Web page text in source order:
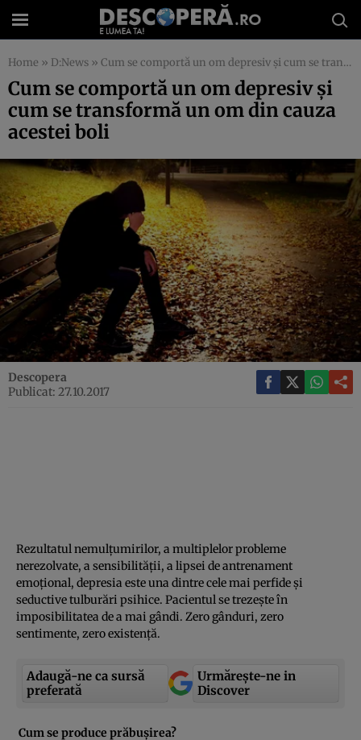
Home » D:News » Cum se comportă un om depresiv şi cum se transformă un om din cauza acestei boli
Cum se comportă un om depresiv şi
cum se transformă un om din cauza
acestei boli
Descopera
Publicat: 27.10.2017
Rezultatul nemulţumirilor, a multiplelor probleme
nerezolvate, a sensibilităţii, a lipsei de antrenament
emoţional, depresia este una dintre cele mai perfide şi
seductive tulburări psihice. Pacientul se trezeşte în
imposibilitatea de a mai gândi. Zero gânduri, zero
sentimente, zero existenţă.
Adaugă-ne ca sursă
preferată
Urmărește-ne in
Discover
Cum se produce prăbuşirea?